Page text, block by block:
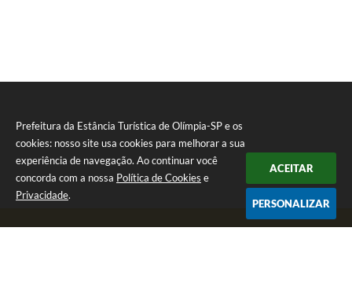
Prefeitura da Estância Turística de Olímpia-SP e os
cookies: nosso site usa cookies para melhorar a sua
experiência de navegação. Ao continuar você
concorda com a nossa Política de Cookies e
Privacidade.
ACEITAR
PERSONALIZAR